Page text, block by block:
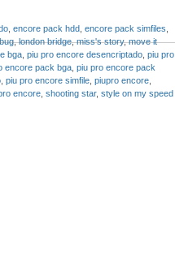
encore pack hdd encore pack simfiles
,london bridge,miss's story,move it
bga piu pro encore desencriptado piu pro
encore pack bga piu pro encore pack
piu pro encore simfile piupro encore
encore shooting star, style on my speed